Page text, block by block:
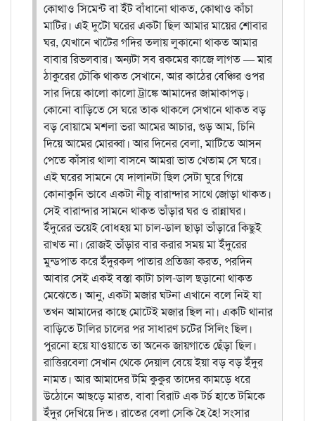
কোথাও সিমেন্ট বা ইঁট বাঁধানো থাকত, কোথাও কাঁচা
মাটির। এই দুটো ঘরের একটা ছিল আমার মায়ের শোবার
ঘর, যেখানে খাটের গদির তলায় লুকানো থাকত আমার
বাবার রিভলবার। অন্যটা সব রকমের কাজে লাগত — মার
ঠাকুরের চৌকি থাকত সেখানে, আর কাঠের বেঞ্চির ওপর
সার দিয়ে কালো কালো ট্রাঙ্কে আমাদের জামাকাপড়।
কোনো বাড়িতে সে ঘরে তাক থাকলে সেখানে থাকত বড়
বড় বোয়ামে মশলা ভরা আমের আচার, গুড় আম, চিনি
দিয়ে আমের মোরব্বা। আর দিনের বেলা, মাটিতে আসন
পেতে কাঁসার থালা বাসনে আমরা ভাত খেতাম সে ঘরে।
এই ঘরের সামনে যে দালানটা ছিল সেটা ঘুরে গিয়ে
কোনাকুনি ভাবে একটা নীচু বারান্দার সাথে জোড়া থাকত।
সেই বারান্দার সামনে থাকত ভাঁড়ার ঘর ও রান্নাঘর।
ইঁদুরের ভয়েই বোধহয় মা চাল-ডাল ছাড়া ভাঁড়ারে কিছুই
রাখত না। রোজই ভাঁড়ার বার করার সময় মা ইঁদুরের
মুন্ডপাত করে ইঁদুরকল পাতার প্রতিজ্ঞা করত, পরদিন
আবার সেই একই বস্তা কাটা চাল-ডাল ছড়ানো থাকত
মেঝেতে। আনু, একটা মজার ঘটনা এখানে বলে নিই যা
তখন আমাদের কাছে মোটেই মজার ছিল না। একটি থানার
বাড়িতে টালির চালের পর সাধারণ চটের সিলিং ছিল।
পুরনো হয়ে যাওয়াতে তা অনেক জায়গাতে ছেঁড়া ছিল।
রাত্তিরবেলা সেখান থেকে দেয়াল বেয়ে ইয়া বড় বড় ইঁদুর
নামত। আর আমাদের টমি কুকুর তাদের কামড়ে ধরে
উঠোনে আছড়ে মারত, বাবা বিরাট এক টর্চ হাতে টমিকে
ইঁদুর দেখিয়ে দিত। রাতের বেলা সেকি হৈ হৈ! সংসার